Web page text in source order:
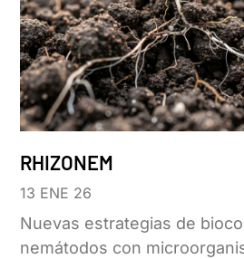
RHIZONEM
13 ENE 26
Nuevas estrategias de
nemátodos con